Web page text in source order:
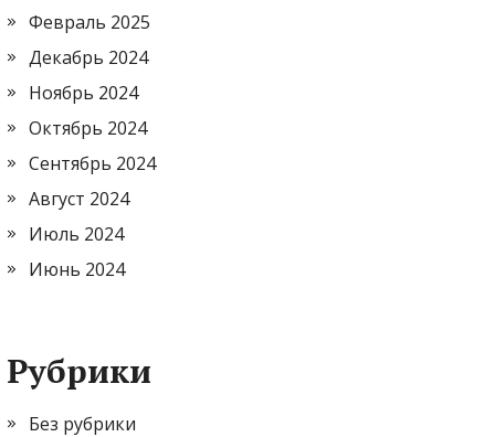
Февраль 2025
Декабрь 2024
Ноябрь 2024
Октябрь 2024
Сентябрь 2024
Август 2024
Июль 2024
Июнь 2024
Рубрики
Без рубрики